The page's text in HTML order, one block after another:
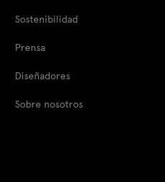
Sostenibilidad
Prensa
Diseñadores
Sobre nosotros